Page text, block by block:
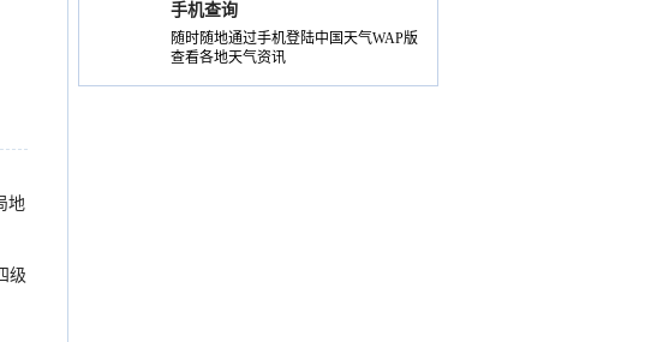
地
级
手机查询
随时随地通过手机登陆中国天气WAP版
查看各地天气资讯